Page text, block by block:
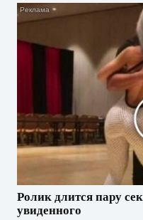
Ролик длится пару
увиденного